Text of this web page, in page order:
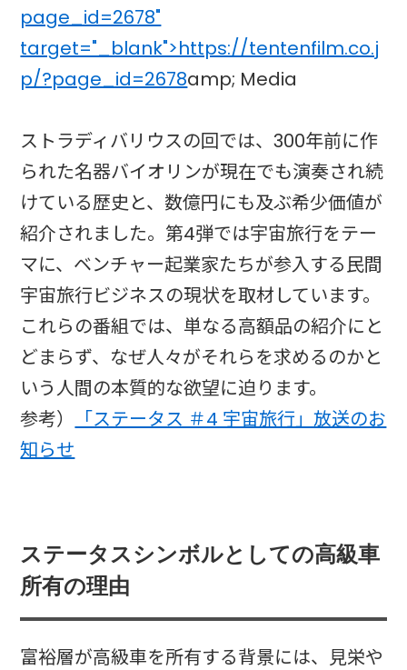
page_id=2678"
target="_blank">https://tentenfilm.co.j
p/?page_id=2678amp; Media
ストラディバリウスの回では、300年前に作
られた名器バイオリンが現在でも演奏され続
けている歴史と、数億円にも及ぶ希少価値が
紹介されました。第4弾では宇宙旅行をテー
マに、ベンチャー起業家たちが参入する民間
宇宙旅行ビジネスの現状を取材しています。
これらの番組では、単なる高額品の紹介にと
どまらず、なぜ人々がそれらを求めるのかと
いう人間の本質的な欲望に迫ります。
参考）
「ステータス ＃4 宇宙旅行」放送のお
知らせ
ステータスシンボルとしての高級車
所有の理由
富裕層が高級車を所有する背景には、見栄や